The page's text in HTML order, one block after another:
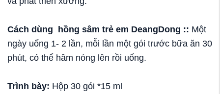
Cách dùng hồng sâm trẻ em DeangDong :: Một
ngày uống 1- 2 lần, mỗi lần một gói trước bữa ăn 30
phút, có thể hâm nóng lên rồi uống.
Trình bày: Hộp 30 gói *15 ml